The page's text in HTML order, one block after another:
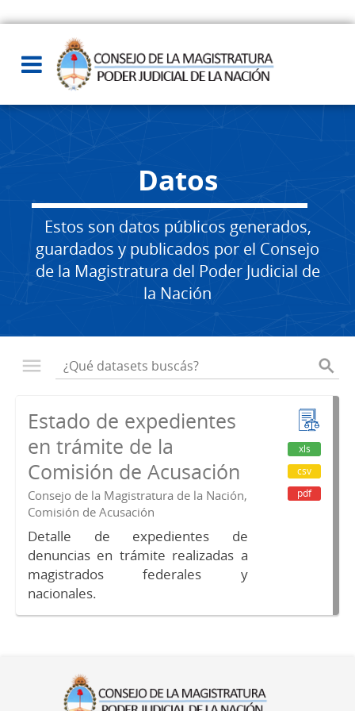
Datos
Estos son datos públicos generados,
guardados y publicados por el Consejo
de la Magistratura del Poder Judicial de
la Nación
Estado de expedientes
en trámite de la
Comisión de Acusación
Consejo de la Magistratura de la Nación,
Comisión de Acusación
Detalle de expedientes de
denuncias en trámite realizadas a
magistrados federales y
nacionales.
xls
csv
pdf